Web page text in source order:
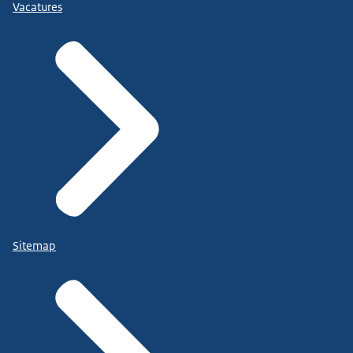
Vacatures
Sitemap